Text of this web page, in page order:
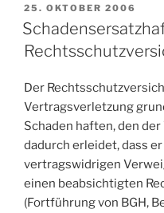
VERÖFFENTLICHT
AM
25. OKTOBER 2006
Der
Vertragsverletzung
Schaden haften, den
dadurch erleidet, dass
vertragswidrigen
einen beabsichtigten
(Fortführung von BGH,